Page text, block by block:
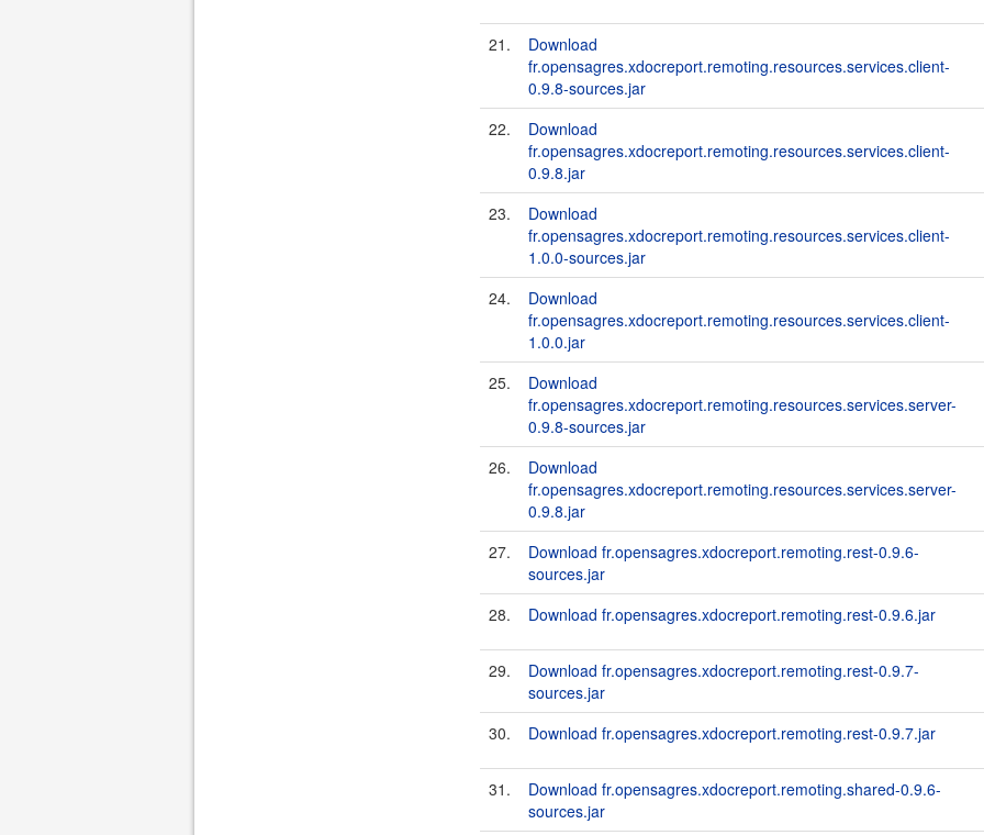
21.
Download
fr.opensagres.xdocreport.remoting.resources.services.client-
0.9.8-sources.jar
22.
Download
fr.opensagres.xdocreport.remoting.resources.services.client-
0.9.8.jar
23.
Download
fr.opensagres.xdocreport.remoting.resources.services.client-
1.0.0-sources.jar
24.
Download
fr.opensagres.xdocreport.remoting.resources.services.client-
1.0.0.jar
25.
Download
fr.opensagres.xdocreport.remoting.resources.services.server-
0.9.8-sources.jar
26.
Download
fr.opensagres.xdocreport.remoting.resources.services.server-
0.9.8.jar
27.
Download fr.opensagres.xdocreport.remoting.rest-0.9.6-
sources.jar
28.
Download fr.opensagres.xdocreport.remoting.rest-0.9.6.jar
29.
Download fr.opensagres.xdocreport.remoting.rest-0.9.7-
sources.jar
30.
Download fr.opensagres.xdocreport.remoting.rest-0.9.7.jar
31.
Download fr.opensagres.xdocreport.remoting.shared-0.9.6-
sources.jar